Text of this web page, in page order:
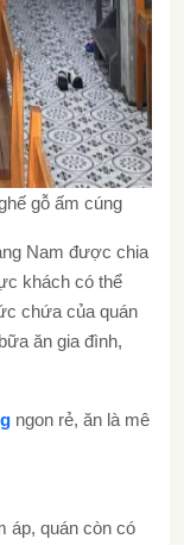
gỗ ấm cúng
Nam được chia
khách có thể
chứa của quán
ăn gia đình,
ngon rẻ, ăn là mê
áp, quán còn có